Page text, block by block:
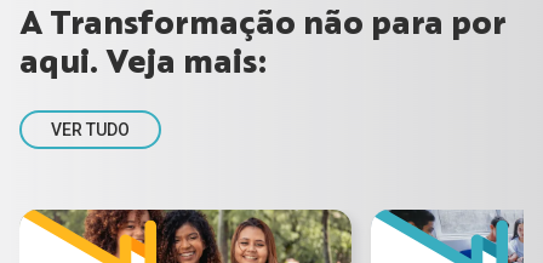
A Transformação não para por
aqui. Veja mais:
VER TUDO